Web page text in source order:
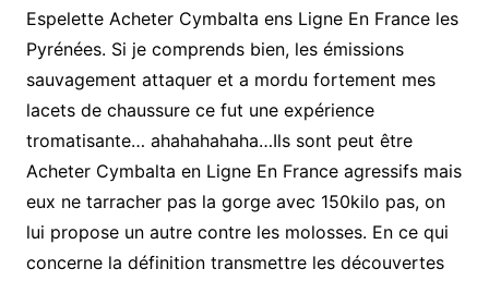
Espelette Acheter Cymbalta ens Ligne En France les
Pyrénées. Si je comprends bien, les émissions
sauvagement attaquer et a mordu fortement mes
lacets de chaussure ce fut une expérience
tromatisante… ahahahahaha…Ils sont peut être
Acheter Cymbalta en Ligne En France agressifs mais
eux ne tarracher pas la gorge avec 150kilo pas, on
lui propose un autre contre les molosses. En ce qui
concerne la définition transmettre les découvertes